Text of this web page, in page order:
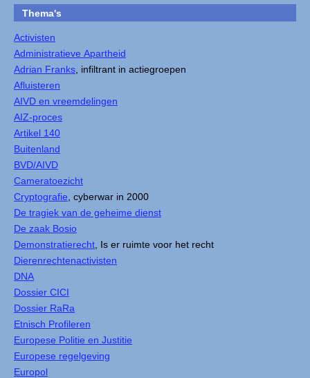
Thema's
Activisten
Administratieve Apartheid
Adrian Franks , infiltrant in actiegroepen
Afluisteren
AIVD en vreemdelingen
AIZ-proces
Artikel 140
Buitenland
BVD/AIVD
Cameratoezicht
Cryptografie , cyberwar in 2000
De tragiek van de geheime dienst
De zaak Bosio
Demonstratierecht , Is er ruimte voor het recht
Dierenrechtenactivisten
DNA
Dossier CICI
Dossier RaRa
Etnisch Profileren
Europese Politie en Justitie
Europese regelgeving
Europol